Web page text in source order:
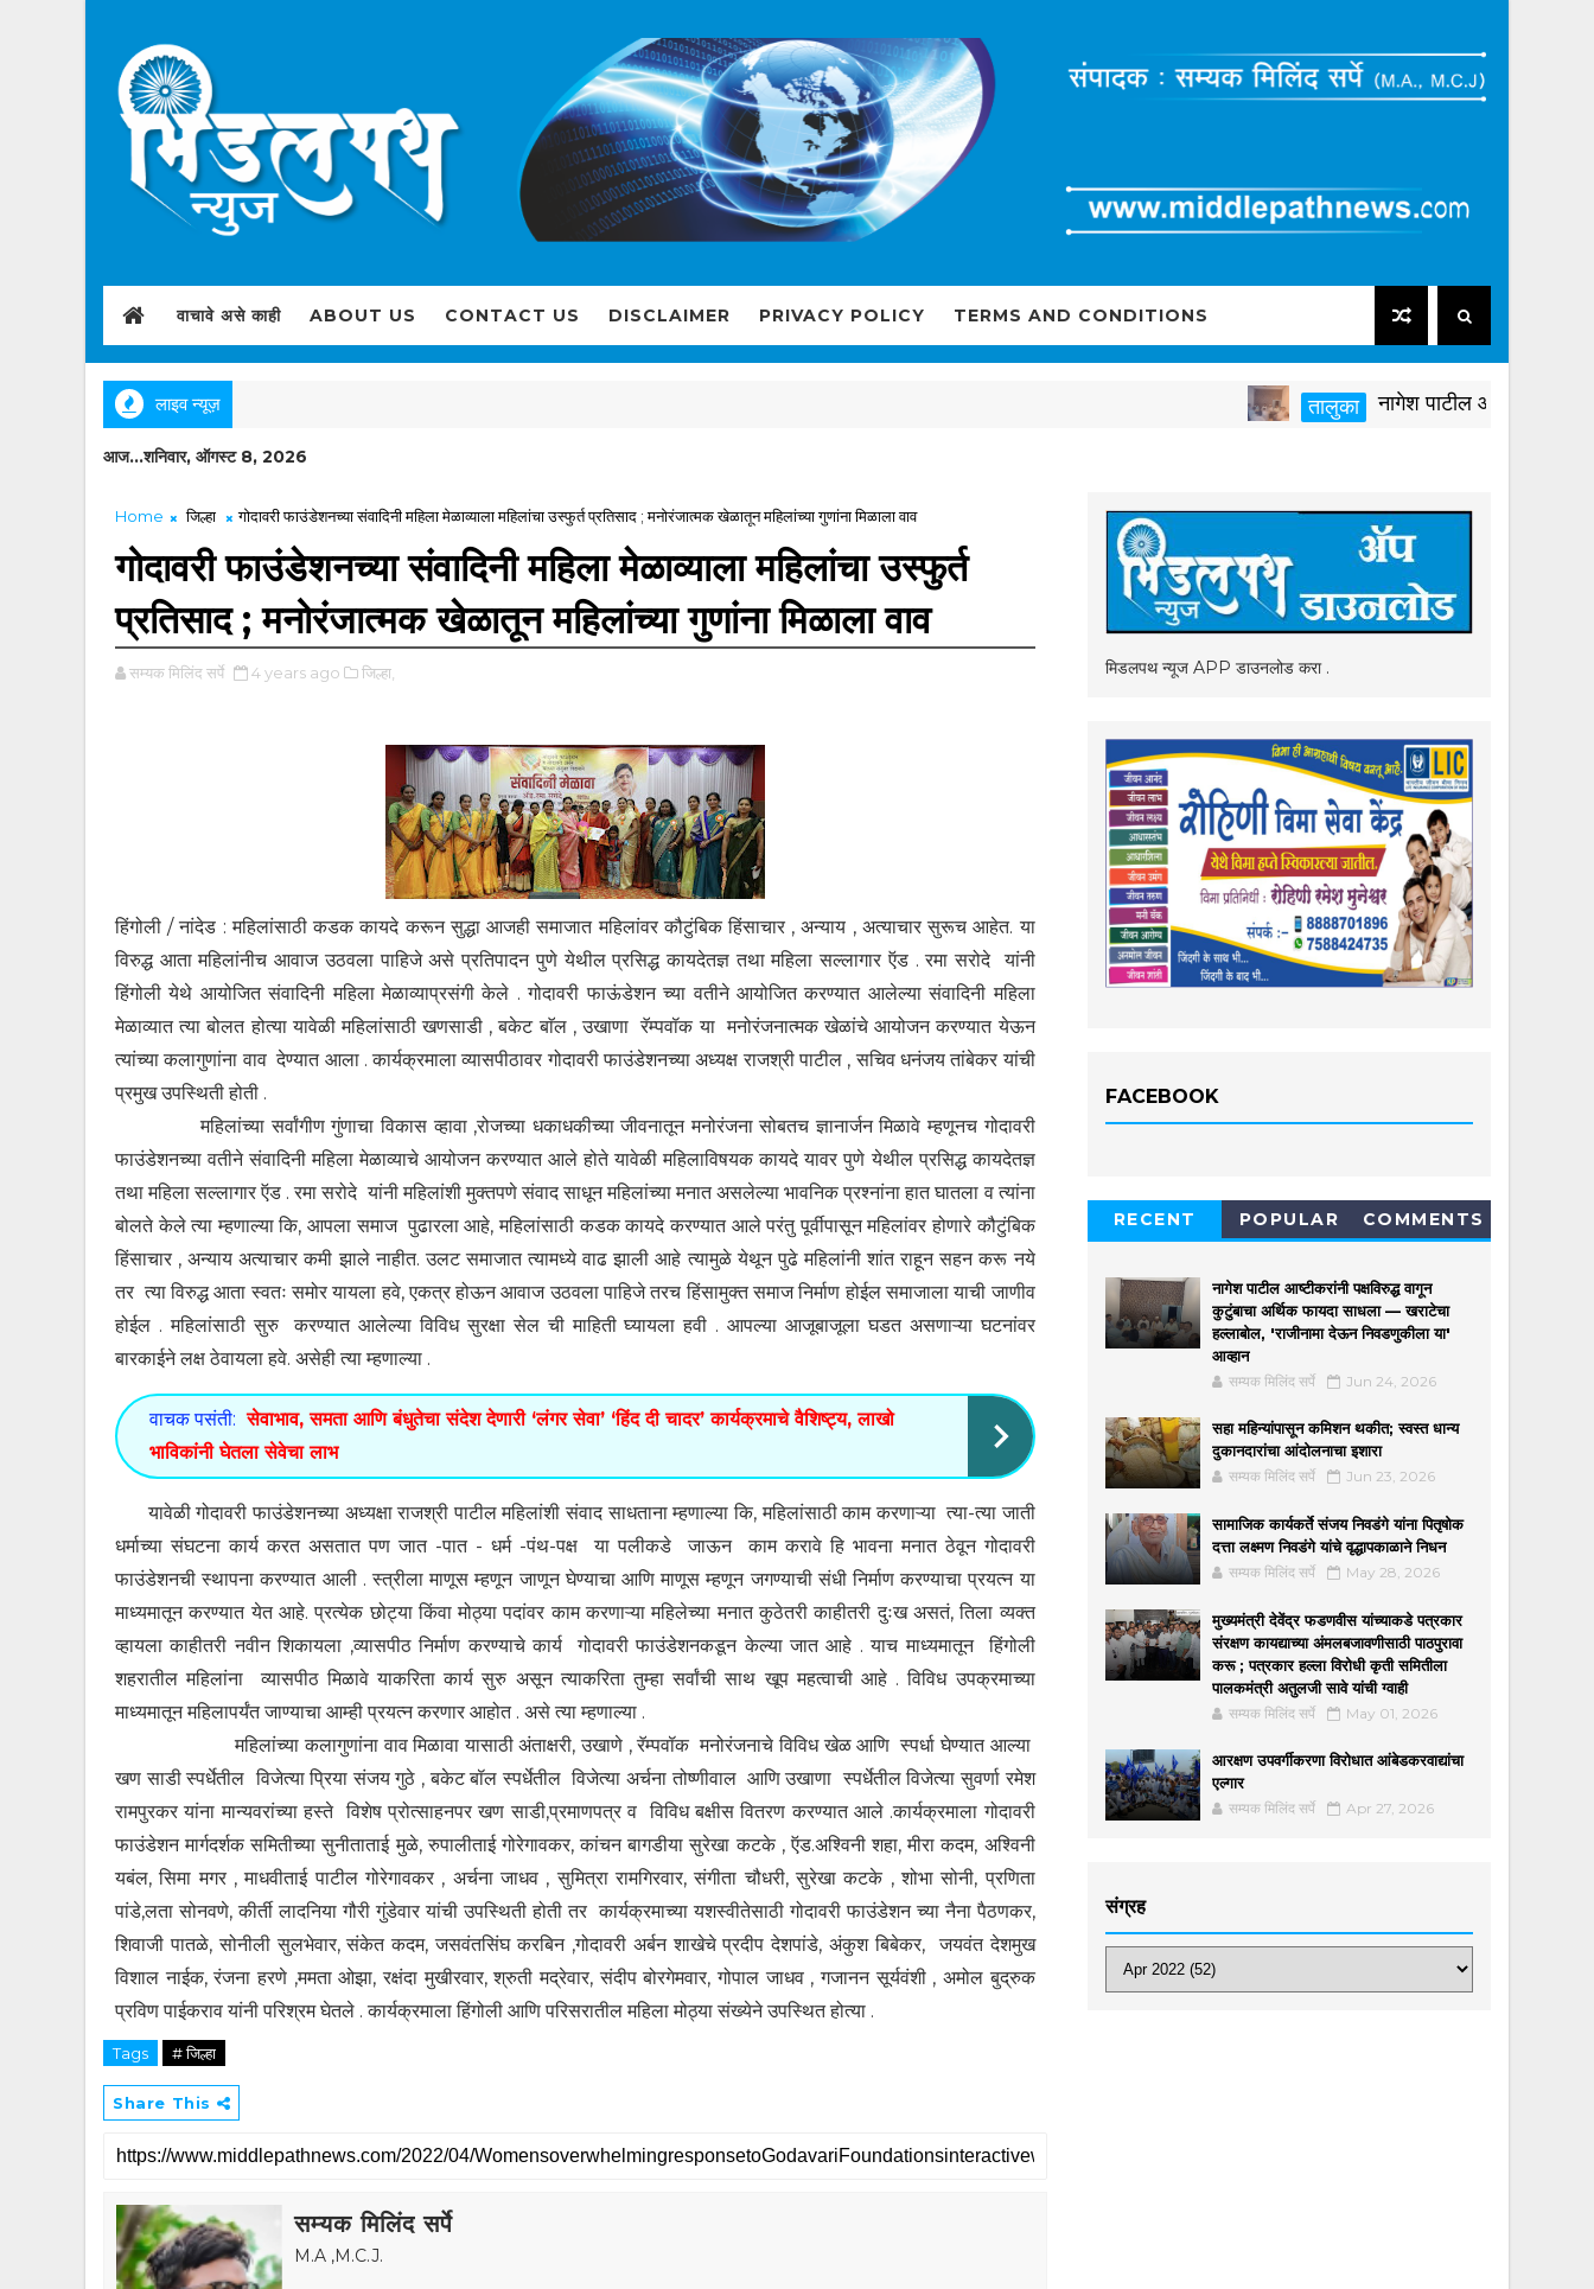
वाचावे असे काही ABOUT US CONTACT US DISCLAIMER PRIVACY POLICY TERMS AND CONDITIONS
लाइव न्यूज़ तालुका नागेश पाटील आष्टीकरांनी
आज...शनिवार, ऑगस्ट 8, 2026
Home जिल्हा गोदावरी फाउंडेशनच्या संवादिनी महिला मेळाव्याला महिलांचा उस्फुर्त प्रतिसाद ; मनोरंजात्मक खेळातून महिलांच्या गुणांना मिळाला वाव
गोदावरी फाउंडेशनच्या संवादिनी महिला मेळाव्याला महिलांचा उस्फुर्त
प्रतिसाद ; मनोरंजात्मक खेळातून महिलांच्या गुणांना मिळाला वाव
सम्यक मिलिंद सर्पे 4 years ago जिल्हा,
हिंगोली / नांदेड : महिलांसाठी कडक कायदे करून सुद्धा आजही समाजात महिलांवर कौटुंबिक हिंसाचार , अन्याय , अत्याचार सुरूच आहेत. या
विरुद्ध आता महिलांनीच आवाज उठवला पाहिजे असे प्रतिपादन पुणे येथील प्रसिद्ध कायदेतज्ञ तथा महिला सल्लागार ऍड . रमा सरोदे यांनी
हिंगोली येथे आयोजित संवादिनी महिला मेळाव्याप्रसंगी केले . गोदावरी फाऊंडेशन च्या वतीने आयोजित करण्यात आलेल्या संवादिनी महिला
मेळाव्यात त्या बोलत होत्या यावेळी महिलांसाठी खणसाडी , बकेट बाॅल , उखाणा रॅम्पवॉक या मनोरंजनात्मक खेळांचे आयोजन करण्यात येऊन
त्यांच्या कलागुणांना वाव देण्यात आला . कार्यक्रमाला व्यासपीठावर गोदावरी फाउंडेशनच्या अध्यक्ष राजश्री पाटील , सचिव धनंजय तांबेकर यांची
प्रमुख उपस्थिती होती .
महिलांच्या सर्वांगीण गुंणाचा विकास व्हावा ,रोजच्या धकाधकीच्या जीवनातून मनोरंजना सोबतच ज्ञानार्जन मिळावे म्हणूनच गोदावरी
फाउंडेशनच्या वतीने संवादिनी महिला मेळाव्याचे आयोजन करण्यात आले होते यावेळी महिलाविषयक कायदे यावर पुणे येथील प्रसिद्ध कायदेतज्ञ
तथा महिला सल्लागार ऍड . रमा सरोदे यांनी महिलांशी मुक्तपणे संवाद साधून महिलांच्या मनात असलेल्या भावनिक प्रश्नांना हात घातला व त्यांना
बोलते केले त्या म्हणाल्या कि, आपला समाज पुढारला आहे, महिलांसाठी कडक कायदे करण्यात आले परंतु पूर्वीपासून महिलांवर होणारे कौटुंबिक
हिंसाचार , अन्याय अत्याचार कमी झाले नाहीत. उलट समाजात त्यामध्ये वाढ झाली आहे त्यामुळे येथून पुढे महिलांनी शांत राहून सहन करू नये
तर त्या विरुद्ध आता स्वतः समोर यायला हवे, एकत्र होऊन आवाज उठवला पाहिजे तरच हिंसामुक्त समाज निर्माण होईल समाजाला याची जाणीव
होईल . महिलांसाठी सुरु करण्यात आलेल्या विविध सुरक्षा सेल ची माहिती घ्यायला हवी . आपल्या आजूबाजूला घडत असणाऱ्या घटनांवर
बारकाईने लक्ष ठेवायला हवे. असेही त्या म्हणाल्या .
वाचक पसंती: सेवाभाव, समता आणि बंधुतेचा संदेश देणारी ‘लंगर सेवा’ ‘हिंद दी चादर’ कार्यक्रमाचे वैशिष्ट्य, लाखो
भाविकांनी घेतला सेवेचा लाभ
यावेळी गोदावरी फाउंडेशनच्या अध्यक्षा राजश्री पाटील महिलांशी संवाद साधताना म्हणाल्या कि, महिलांसाठी काम करणाऱ्या त्या-त्या जाती
धर्माच्या संघटना कार्य करत असतात पण जात -पात - धर्म -पंथ-पक्ष या पलीकडे जाऊन काम करावे हि भावना मनात ठेवून गोदावरी
फाउंडेशनची स्थापना करण्यात आली . स्त्रीला माणूस म्हणून जाणून घेण्याचा आणि माणूस म्हणून जगण्याची संधी निर्माण करण्याचा प्रयत्न या
माध्यमातून करण्यात येत आहे. प्रत्येक छोट्या किंवा मोठ्या पदांवर काम करणाऱ्या महिलेच्या मनात कुठेतरी काहीतरी दुःख असतं, तिला व्यक्त
व्हायला काहीतरी नवीन शिकायला ,व्यासपीठ निर्माण करण्याचे कार्य गोदावरी फाउंडेशनकडून केल्या जात आहे . याच माध्यमातून हिंगोली
शहरातील महिलांना व्यासपीठ मिळावे याकरिता कार्य सुरु असून त्याकरिता तुम्हा सर्वांची साथ खूप महत्वाची आहे . विविध उपक्रमाच्या
माध्यमातून महिलापर्यंत जाण्याचा आम्ही प्रयत्न करणार आहोत . असे त्या म्हणाल्या .
महिलांच्या कलागुणांना वाव मिळावा यासाठी अंताक्षरी, उखाणे , रॅम्पवॉक मनोरंजनाचे विविध खेळ आणि स्पर्धा घेण्यात आल्या
खण साडी स्पर्धेतील विजेत्या प्रिया संजय गुठे , बकेट बॉल स्पर्धेतील विजेत्या अर्चना तोष्णीवाल आणि उखाणा स्पर्धेतील विजेत्या सुवर्णा रमेश
रामपुरकर यांना मान्यवरांच्या हस्ते विशेष प्रोत्साहनपर खण साडी,प्रमाणपत्र व विविध बक्षीस वितरण करण्यात आले .कार्यक्रमाला गोदावरी
फाउंडेशन मार्गदर्शक समितीच्या सुनीताताई मुळे, रुपालीताई गोरेगावकर, कांचन बागडीया सुरेखा कटके , ऍड.अश्विनी शहा, मीरा कदम, अश्विनी
यबंल, सिमा मगर , माधवीताई पाटील गोरेगावकर , अर्चना जाधव , सुमित्रा रामगिरवार, संगीता चौधरी, सुरेखा कटके , शोभा सोनी, प्रणिता
पांडे,लता सोनवणे, कीर्ती लादनिया गौरी गुंडेवार यांची उपस्थिती होती तर कार्यक्रमाच्या यशस्वीतेसाठी गोदावरी फाउंडेशन च्या नैना पैठणकर,
शिवाजी पातळे, सोनीली सुलभेवार, संकेत कदम, जसवंतसिंघ करबिन ,गोदावरी अर्बन शाखेचे प्रदीप देशपांडे, अंकुश बिबेकर, जयवंत देशमुख
विशाल नाईक, रंजना हरणे ,ममता ओझा, रक्षंदा मुखीरवार, श्रुती मद्रेवार, संदीप बोरगेमवार, गोपाल जाधव , गजानन सूर्यवंशी , अमोल बुद्रुक
प्रविण पाईकराव यांनी परिश्रम घेतले . कार्यक्रमाला हिंगोली आणि परिसरातील महिला मोठ्या संख्येने उपस्थित होत्या .
Tags # जिल्हा
Share This
सम्यक मिलिंद सर्पे
M.A ,M.C.J.
मिडलपथ न्यूज APP डाउनलोड करा .
FACEBOOK
RECENT POPULAR COMMENTS
नागेश पाटील आष्टीकरांनी पक्षविरुद्ध वागून
कुटुंबाचा अर्थिक फायदा साधला — खराटेचा
हल्लाबोल, 'राजीनामा देऊन निवडणुकीला या'
आव्हान
सम्यक मिलिंद सर्पे Jun 24, 2026
सहा महिन्यांपासून कमिशन थकीत; स्वस्त धान्य
दुकानदारांचा आंदोलनाचा इशारा
सम्यक मिलिंद सर्पे Jun 23, 2026
सामाजिक कार्यकर्ते संजय निवडंगे यांना पितृषोक
दत्ता लक्ष्मण निवडंगे यांचे वृद्धापकाळाने निधन
सम्यक मिलिंद सर्पे May 28, 2026
मुख्यमंत्री देवेंद्र फडणवीस यांच्याकडे पत्रकार
संरक्षण कायद्याच्या अंमलबजावणीसाठी पाठपुरावा
करू ; पत्रकार हल्ला विरोधी कृती समितीला
पालकमंत्री अतुलजी सावे यांची ग्वाही
सम्यक मिलिंद सर्पे May 01, 2026
आरक्षण उपवर्गीकरणा विरोधात आंबेडकरवाद्यांचा
एल्गार
सम्यक मिलिंद सर्पे Apr 27, 2026
संग्रह